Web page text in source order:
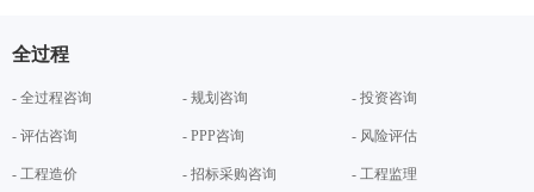
全过程
- 全过程咨询 - 规划咨询 - 投资咨询
- 评估咨询 - PPP咨询 - 风险评估
- 工程造价 - 招标采购咨询 - 工程监理